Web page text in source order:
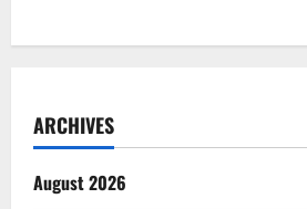
ARCHIVES
August 2026